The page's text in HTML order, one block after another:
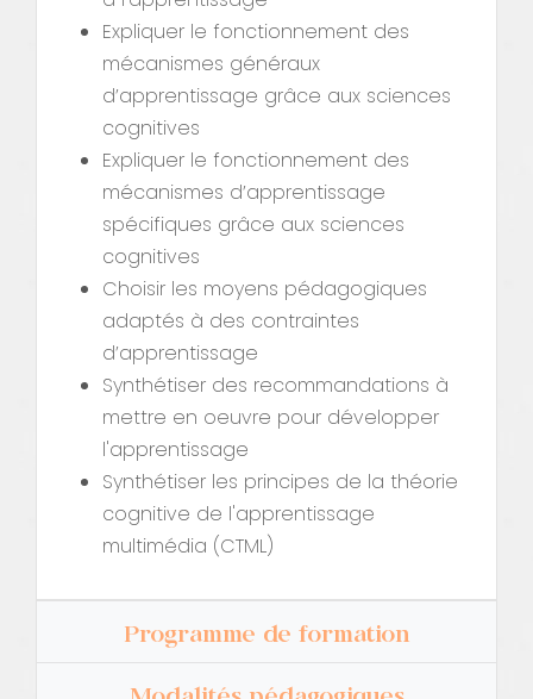
Expliquer le fonctionnement des
mécanismes généraux
d’apprentissage grâce aux sciences
cognitives
Expliquer le fonctionnement des
mécanismes d’apprentissage
spécifiques grâce aux sciences
cognitives
Choisir les moyens pédagogiques
adaptés à des contraintes
d’apprentissage
Synthétiser des recommandations à
mettre en oeuvre pour développer
l'apprentissage
Synthétiser les principes de la théorie
cognitive de l'apprentissage
multimédia (CTML)
Programme de formation